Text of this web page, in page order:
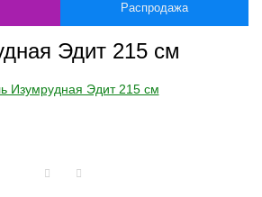
Распродажа
Эдит 215 см